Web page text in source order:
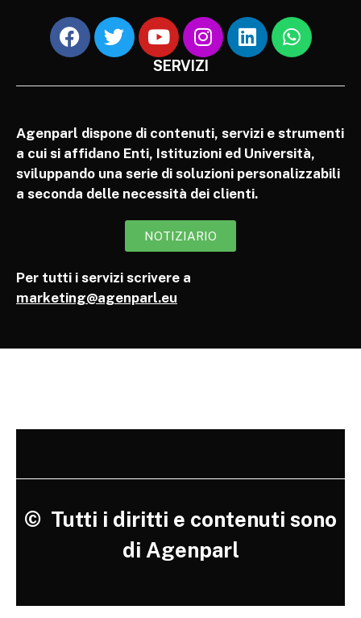
SERVIZI
Agenparl dispone di contenuti, servizi e strumenti
a cui si affidano Enti, Istituzioni ed Università,
sviluppando una serie di soluzioni personalizzabili
a seconda delle necessità dei clienti.
NOTIZIARIO
Per tutti i servizi scrivere a
marketing@agenparl.eu
© Tutti i diritti e contenuti sono
di Agenparl